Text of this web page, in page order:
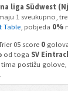
liga Südwest
1 sveukupno,
Table, pobjeda 0%
05 score 0
od toga SV
postižu
.